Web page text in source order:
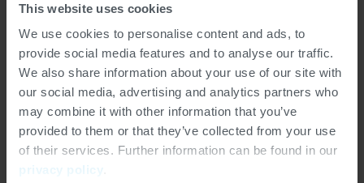
This website uses cookies
We use cookies to personalise content and ads, to
provide social media features and to analyse our traffic.
We also share information about your use of our site with
our social media, advertising and analytics partners who
may combine it with other information that you’ve
provided to them or that they’ve collected from your use
of their services. Further information can be found in our
privacy policy
REGELMÄSSIGE Z
ERTIFIZIERUNGEN FÜR S
ICHERHEIT UND T
RANSPARENZ
Zertifizierungen sind ein wichtiger Teilprozess der
Konformitätsbewertung und garantieren für uns als